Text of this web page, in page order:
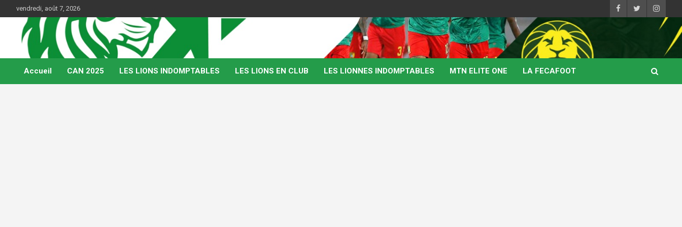
to
content
vendredi, août 7, 2026
Kamerfoot
Web Magazine du football camerounais
Accueil CAN 2025 LES LIONS INDOMPTABLES LES LIONS EN CLUB LES LIONNES INDOMPTABLES MTN ELITE ONE LA FECAFOOT